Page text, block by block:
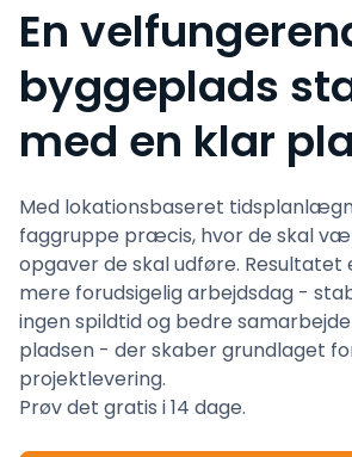
En
byggeplads
med en klar
Med lokationsbaseret
faggruppe præcis, hvor de skal
opgaver de skal udføre. Resultatet
mere forudsigelig arbejdsdag -
ingen spildtid og bedre
pladsen - der skaber grundlaget
projektlevering.
Prøv det gratis i 14 dage.